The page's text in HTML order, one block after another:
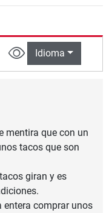
Idioma
mentira que con un
tacos que son
giran y es
entera comprar unos